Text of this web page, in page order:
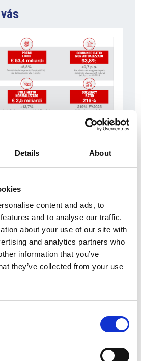
Details About
content and ads, to
and to analyse our traffic.
about your use of our site with
and analytics partners who
information that you’ve
they’ve collected from your use